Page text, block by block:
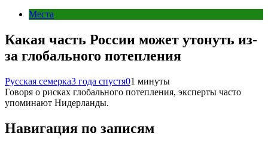
Места
Какая часть России может утонуть из-
за глобального потепления
Русская семерка3 года спустя01 минуты
Говоря о рисках глобального потепления, эксперты часто
упоминают Нидерланды.
Навигация по записям